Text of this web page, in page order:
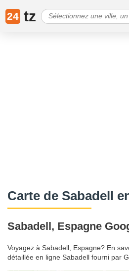
24 tz
Сarte de Sabadell
Sabadell, Espagne
Voyagez à Sabadell, Espagne? En
détaillée en ligne Sabadell fourni par